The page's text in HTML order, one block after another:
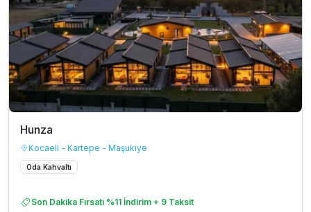
Hunza
Kocaeli - Kartepe - Maşukiye
Oda Kahvaltı
Son Dakika Fırsatı %11 İndirim + 9 Taksit